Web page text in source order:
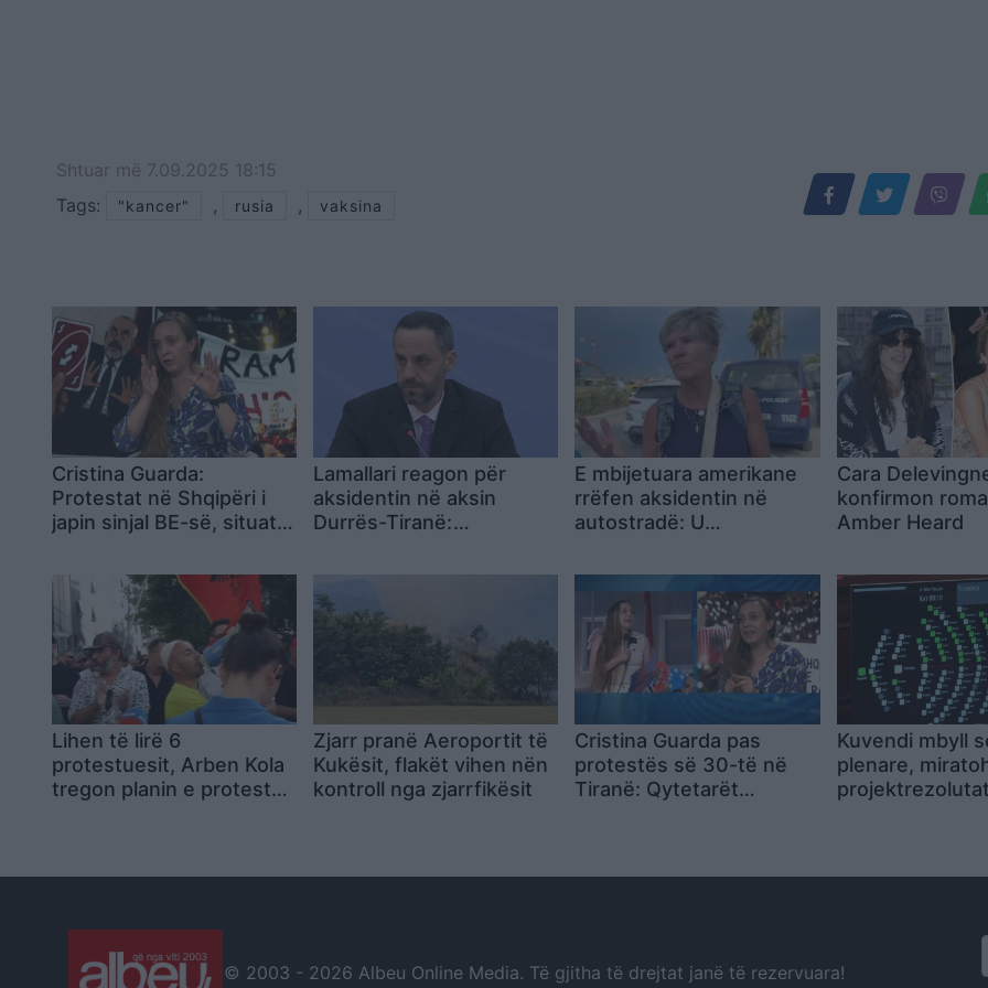
Shtuar më 7.09.2025 18:15
Tags:
"kancer" , rusia , vaksina
Cristina Guarda:
Protestat në Shqipëri i
japin sinjal BE-së, situata
vetëm nga raportet
Lamallari reagon për
aksidentin në aksin
Durrës-Tiranë:
Hasimi, shërim të shpejtë
të plagosurve
E mbijetuara amerikane
rrëfen aksidentin në
autostradë: U
pak çaste
Cara
konfirmon
Amber Heard
Lihen të lirë 6
protestuesit, Arben Kola
tregon planin e protestës
Zjarr pranë Aeroportit të
Kukësit, flakët vihen nën
kontroll nga zjarrfikësit
Cristina Guarda pas
protestës së 30-të në
Tiranë: Qytetarët
Kuvendi mbyll
plenare,
© 2003 - 2026 Albeu Online Media. Të gjitha të drejtat janë të rezervuara!